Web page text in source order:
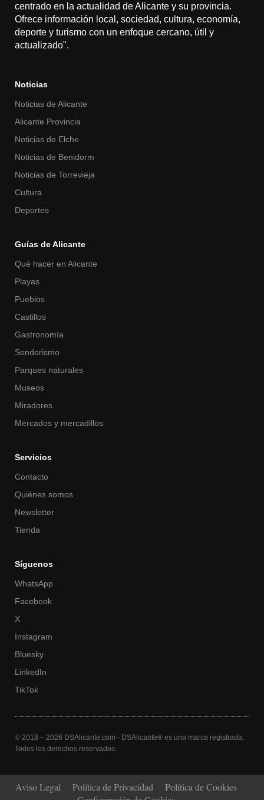
centrado en la actualidad de Alicante y su provincia.
Ofrece información local, sociedad, cultura, economía,
deporte y turismo con un enfoque cercano, útil y
actualizado".
Noticias
Noticias de Alicante
Alicante Provincia
Noticias de Elche
Noticias de Benidorm
Noticias de Torrevieja
Cultura
Deportes
Guías de Alicante
Qué hacer en Alicante
Playas
Pueblos
Castillos
Gastronomía
Senderismo
Parques naturales
Museos
Miradores
Mercados y mercadillos
Servicios
Contacto
Quiénes somos
Newsletter
Tienda
Síguenos
WhatsApp
Facebook
X
Instagram
Bluesky
LinkedIn
TikTok
© 2018 – 2026 DSAlicante.com - DSAlicante® es una marca registrada.
Todos los derechos reservados.
Aviso Legal Política de Privacidad
Política de Cookies